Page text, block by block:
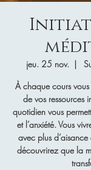
jeu. 25 nov.
  |
À chaque cours
de vos ressources
quotidien vous
et l’anxiété. Vous
avec plus
découvrirez que la